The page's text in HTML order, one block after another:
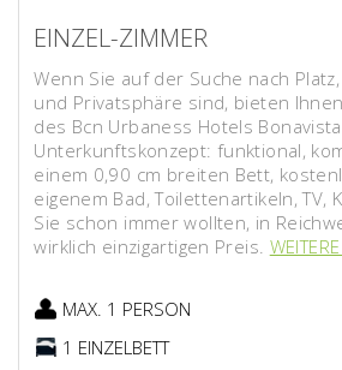
EINZEL-ZIMMER
Wenn Sie auf der Suche nach
und Privatsphäre sind, bieten
des Bcn Urbaness Hotels
Unterkunftskonzept: funktional,
einem 0,90 cm breiten Bett,
eigenem Bad, Toilettenartikeln, TV,
Sie schon immer wollten, in
wirklich einzigartigen Preis.
MAX. 1 PERSON
1 EINZELBETT